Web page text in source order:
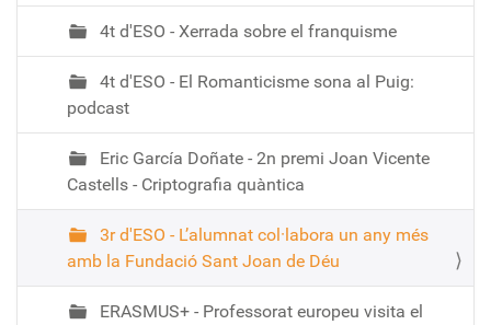
4t d'ESO - Xerrada sobre el franquisme
4t d'ESO - El Romanticisme sona al Puig:
podcast
Eric García Doñate - 2n premi Joan Vicente
Castells - Criptografia quàntica
3r d'ESO - L’alumnat col·labora un any més
amb la Fundació Sant Joan de Déu
ERASMUS+ - Professorat europeu visita el